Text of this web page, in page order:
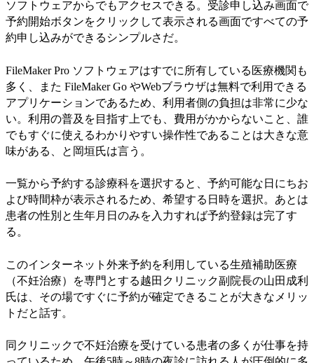
ソフトウェアからでもアクセスできる。受診申し込み画面で
予約開始ボタンをクリックして表示される画面ですべての予
約申し込みができるシンプルさだ。
FileMaker Pro ソフトウェアはすでに所有している医療機関も
多く、また FileMaker Go やWebブラウザは無料で利用できる
アプリケーションであるため、利用者側の負担は非常に少な
い。利用の普及を目指す上でも、費用がかからないこと、誰
でもすぐに使えるわかりやすい操作性であることは大きな意
味がある、と岡垣氏は言う。
一覧から予約する診療科を選択すると、予約可能な日にちお
よび時間枠が表示されるため、希望する日時を選択。あとは
患者の性別と生年月日のみを入力すれば予約登録は完了す
る。
このインターネット外来予約を利用している生殖補助医療
（不妊治療）を専門とする越田クリニック副院長の山田成利
氏は、その場ですぐに予約が確定できることが大きなメリッ
トだと話す。
同クリニックで不妊治療を受けている患者の多くが仕事を持